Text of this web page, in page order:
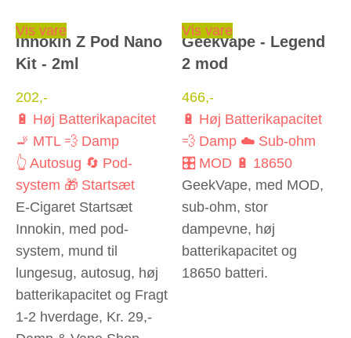
Vis vare
Innokin Z Pod Nano
Kit - 2ml
202,-
🔋 Høj Batterikapacitet
🚬 MTL 💨 Damp
👆 Autosug 🔄 Pod-
system 🎁 Startsæt
E-Cigaret Startsæt
Innokin, med pod-
system, mund til
lungesug, autosug, høj
batterikapacitet og Fragt
1-2 hverdage, Kr. 29,-
Vis vare
Geekvape - Legend
2 mod
466,-
🔋 Høj Batterikapacitet
💨 Damp ☁️ Sub-ohm
🎛️ MOD 🔋 18650
GeekVape, med MOD,
sub-ohm, stor
dampevne, høj
batterikapacitet og
18650 batteri.